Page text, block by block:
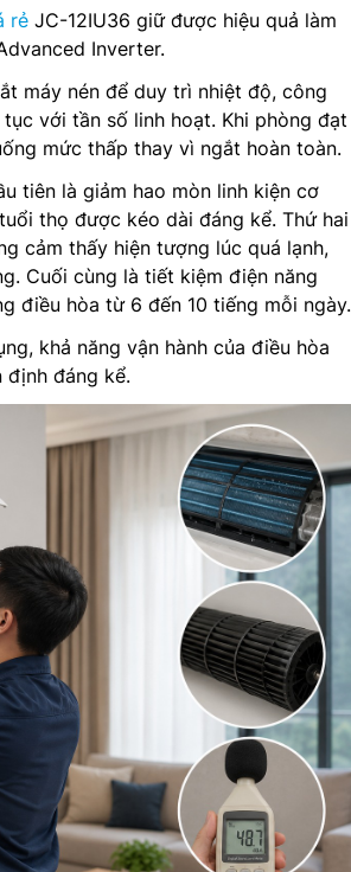
rẻ JC-12IU36 giữ được hiệu quả làm
Inverter.
máy nén để duy trì nhiệt độ, công
với tần số linh hoạt. Khi phòng đạt
mức thấp thay vì ngắt hoàn toàn.
tiên là giảm hao mòn linh kiện cơ
thọ được kéo dài đáng kể. Thứ hai
cảm thấy hiện tượng lúc quá lạnh,
Cuối cùng là tiết kiệm điện năng
điều hòa từ 6 đến 10 tiếng mỗi ngày.
khả năng vận hành của điều hòa
định đáng kể.